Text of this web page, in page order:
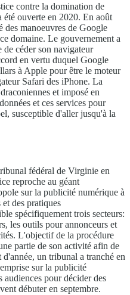
contre la domination de
été ouverte en 2020. En août
manoeuvres de Google
domaine. Le gouvernement a
céder son navigateur
en vertu duquel Google
à Apple pour être le moteur
Safari des iPhone. La
et imposé en
et ces services pour
susceptible d'aller jusqu'à la
fédéral de Virginie en
reproche au géant
sur la publicité numérique à
des pratiques
spécifiquement trois secteurs:
les outils pour annonceurs et
L'objectif de la procédure
partie de son activité afin de
un tribunal a tranché en
sur la publicité
pour décider des
débuter en septembre.